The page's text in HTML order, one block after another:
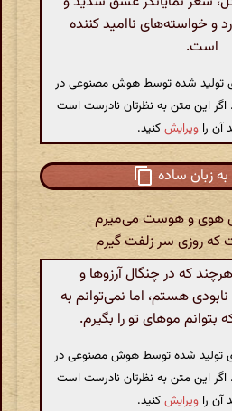
و خواسته‌های ناامید کننده
است.
تولید شده توسط هوش مصنوعی در
اگر این متن به نظرتان نادرست است
آن را ویرایشکنید.
به زبان ساده
هوی و هوست می‌میرم
روزی سر زلفت گیرم
که در چنگال آرزوها و
هستم، اما نمی‌توانم به
موهای تو را بگیرم.
تولید شده توسط هوش مصنوعی در
اگر این متن به نظرتان نادرست است
آن را ویرایشکنید.